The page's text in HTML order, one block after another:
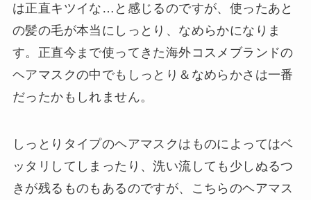
は正直キツイな…と感じるのですが、使ったあと
の髪の毛が本当にしっとり、なめらかになりま
す。正直今まで使ってきた海外コスメブランドの
ヘアマスクの中でもしっとり＆なめらかさは一番
だったかもしれません。
しっとりタイプのヘアマスクはものによってはベ
ッタリしてしまったり、洗い流しても少しぬるつ
きが残るものもあるのですが、こちらのヘアマス